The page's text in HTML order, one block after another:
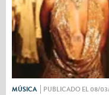
MÚSICA PUBLICADO EL 08/